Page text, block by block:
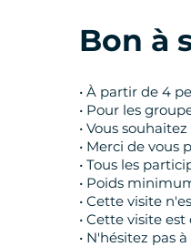
Bon à
• À partir de 4
• Pour les
• Vous
• Merci de vous
• Tous les
• Poids
• Cette visite
• Cette visite
• N'hésitez pas